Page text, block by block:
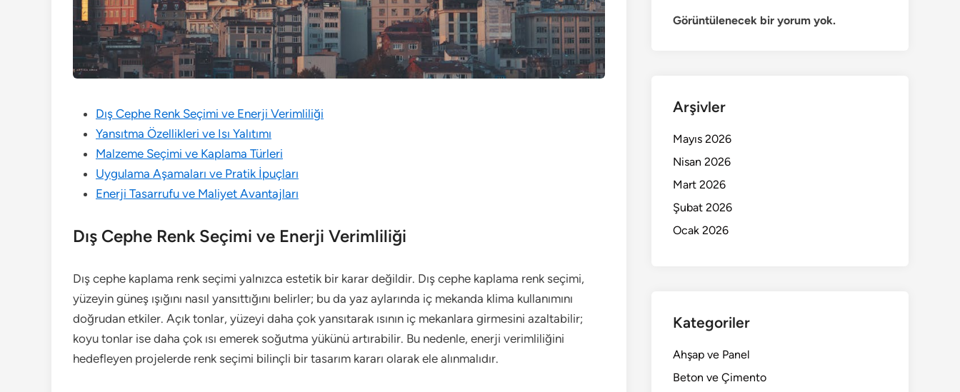
Dış Cephe Renk Seçimi ve Enerji Verimliliği
Yansıtma Özellikleri ve Isı Yalıtımı
Malzeme Seçimi ve Kaplama Türleri
Uygulama Aşamaları ve Pratik İpuçları
Enerji Tasarrufu ve Maliyet Avantajları
Dış Cephe Renk Seçimi ve Enerji Verimliliği
Dış cephe kaplama renk seçimi yalnızca estetik bir karar değildir. Dış cephe kaplama renk seçimi,
yüzeyin güneş ışığını nasıl yansıttığını belirler; bu da yaz aylarında iç mekanda klima kullanımını
doğrudan etkiler. Açık tonlar, yüzeyi daha çok yansıtarak ısının iç mekanlara girmesini azaltabilir;
koyu tonlar ise daha çok ısı emerek soğutma yükünü artırabilir. Bu nedenle, enerji verimliliğini
hedefleyen projelerde renk seçimi bilinçli bir tasarım kararı olarak ele alınmalıdır.
Görüntülenecek bir yorum yok.
Arşivler
Mayıs 2026
Nisan 2026
Mart 2026
Şubat 2026
Ocak 2026
Kategoriler
Ahşap ve Panel
Beton ve Çimento